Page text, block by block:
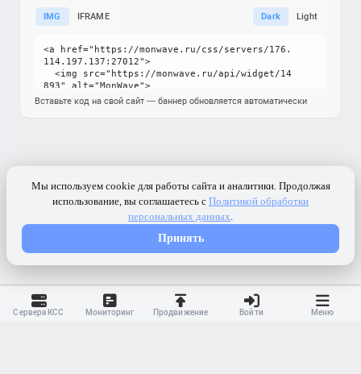
IMG IFRAME Dark Light
Вставьте код на свой сайт — баннер обновляется автоматически
Сервера КСС Мониторинг Продвижение Войти Меню